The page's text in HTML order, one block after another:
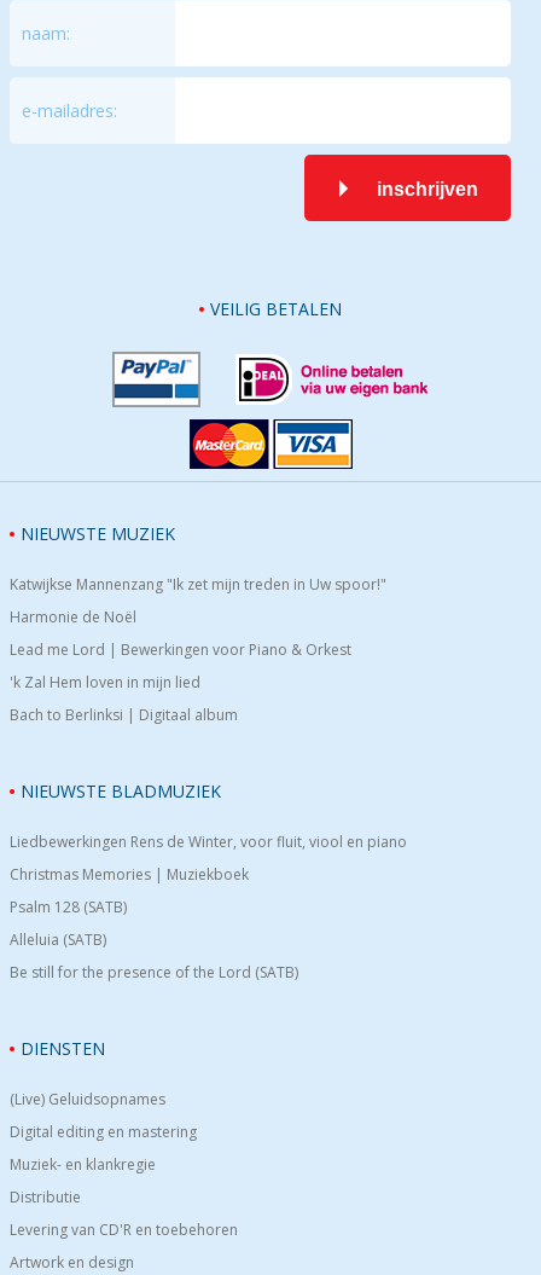
naam:
e-mailadres:
inschrijven
VEILIG BETALEN
NIEUWSTE MUZIEK
Katwijkse Mannenzang "Ik zet mijn treden in Uw spoor!"
Harmonie de Noël
Lead me Lord | Bewerkingen voor Piano & Orkest
'k Zal Hem loven in mijn lied
Bach to Berlinksi | Digitaal album
NIEUWSTE BLADMUZIEK
Liedbewerkingen Rens de Winter, voor fluit, viool en piano
Christmas Memories | Muziekboek
Psalm 128 (SATB)
Alleluia (SATB)
Be still for the presence of the Lord (SATB)
DIENSTEN
(Live) Geluidsopnames
Digital editing en mastering
Muziek- en klankregie
Distributie
Levering van CD'R en toebehoren
Artwork en design